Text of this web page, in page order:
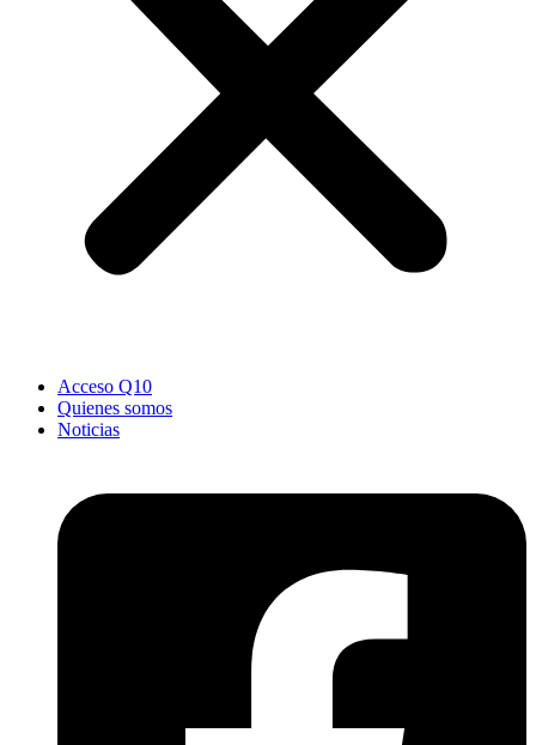
Acceso Q10
Quienes somos
Noticias